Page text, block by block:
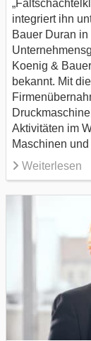
integriert ihn
Bauer Duran in
Koenig &
bekannt. Mit
Aktivitäten im
Maschinen
Weiterlesen